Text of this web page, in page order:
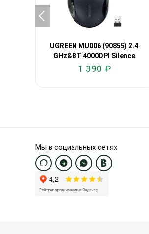
UGREEN MU006 (90855) 2.4
GHz&BT 4000DPI Silence
1 390 ₽
Мы в социальных сетях